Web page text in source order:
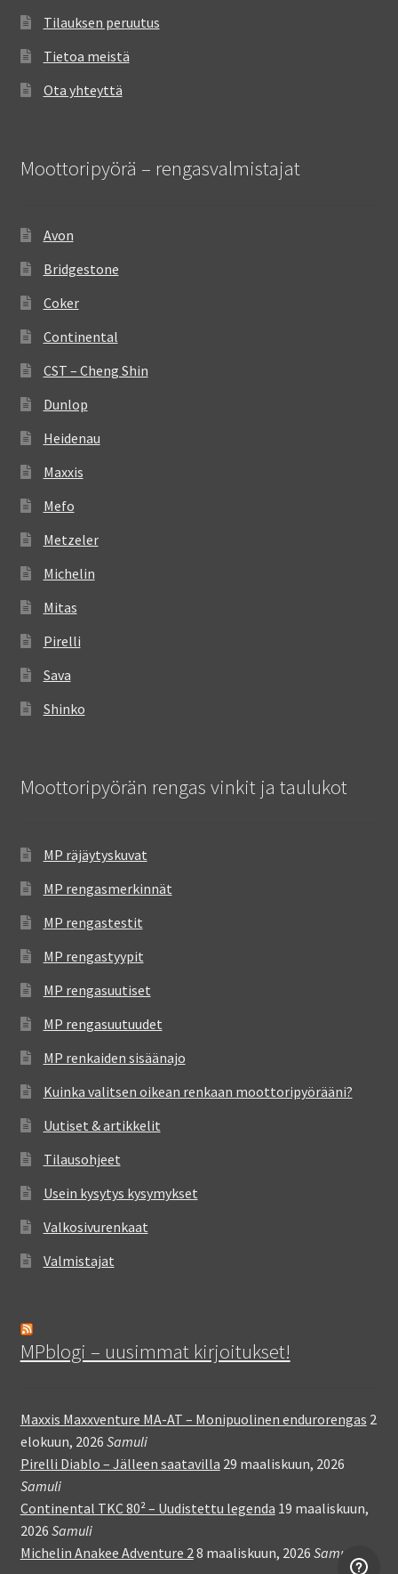
Tilauksen peruutus
Tietoa meistä
Ota yhteyttä
Moottoripyörä – rengasvalmistajat
Avon
Bridgestone
Coker
Continental
CST – Cheng Shin
Dunlop
Heidenau
Maxxis
Mefo
Metzeler
Michelin
Mitas
Pirelli
Sava
Shinko
Moottoripyörän rengas vinkit ja taulukot
MP räjäytyskuvat
MP rengasmerkinnät
MP rengastestit
MP rengastyypit
MP rengasuutiset
MP rengasuutuudet
MP renkaiden sisäänajo
Kuinka valitsen oikean renkaan moottoripyörääni?
Uutiset & artikkelit
Tilausohjeet
Usein kysytys kysymykset
Valkosivurenkaat
Valmistajat
MPblogi – uusimmat kirjoitukset!
Maxxis Maxxventure MA-AT – Monipuolinen endurorengas 2
elokuun, 2026 Samuli
Pirelli Diablo – Jälleen saatavilla 29 maaliskuun, 2026
Samuli
Continental TKC 80² – Uudistettu legenda 19 maaliskuun,
2026 Samuli
Michelin Anakee Adventure 28 maaliskuun, 2026 Samuli